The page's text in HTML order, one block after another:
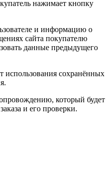
нажимает кнопку
и информацию о
сайта покупателю
данные предыдущего
использования сохранённых
который будет
и его проверки.